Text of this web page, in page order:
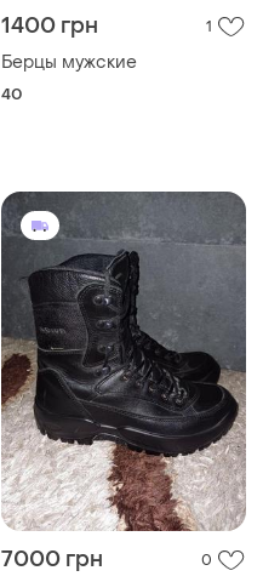
1400 грн 1
Берцы мужские
40
7000 грн 0